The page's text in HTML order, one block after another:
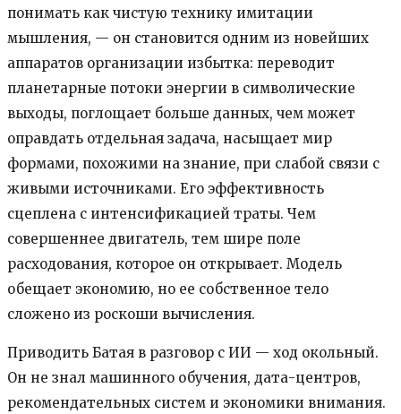
понимать как чистую технику имитации
мышления, — он становится одним из новейших
аппаратов организации избытка: переводит
планетарные потоки энергии в символические
выходы, поглощает больше данных, чем может
оправдать отдельная задача, насыщает мир
формами, похожими на знание, при слабой связи с
живыми источниками. Его эффективность
сцеплена с интенсификацией траты. Чем
совершеннее двигатель, тем шире поле
расходования, которое он открывает. Модель
обещает экономию, но ее собственное тело
сложено из роскоши вычисления.
Приводить Батая в разговор с ИИ — ход окольный.
Он не знал машинного обучения, дата-центров,
рекомендательных систем и экономики внимания.